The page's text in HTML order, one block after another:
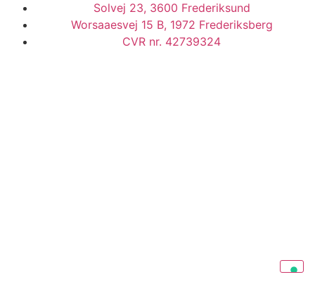
Solvej 23, 3600 Frederiksund
Worsaaesvej 15 B, 1972 Frederiksberg
CVR nr. 42739324